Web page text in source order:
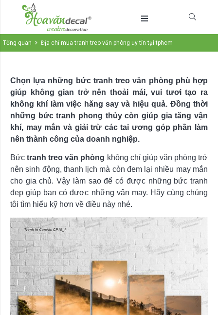
Tổng quan Địa chỉ mua tranh treo văn phòng uy tín tại tphcm
Chọn lựa những bức tranh treo văn phòng phù hợp
giúp không gian trở nên thoải mái, vui tươi tạo ra
không khí làm việc hăng say và hiệu quả. Đồng thời
những bức tranh phong thủy còn giúp gia tăng vận
khí, may mắn và giải trừ các tai ương góp phần làm
nên thành công của doanh nghiệp.
Bứctranh treo văn phòng không chỉ giúp văn phòng trở
nên sinh động, thanh lịch mà còn đem lại nhiều may mắn
cho gia chủ. Vậy làm sao để có được những bức tranh
đẹp giúp bạn có được những vận may. Hãy cùng chúng
tôi tìm hiểu kỹ hơn về điều này nhé.